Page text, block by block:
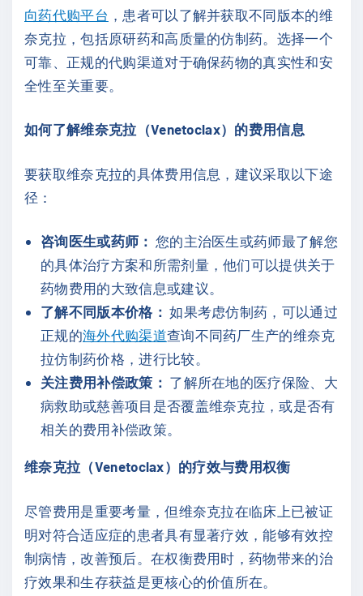
向药代购平台 ，患者可以了解并获取不同版本的维
奈克拉，包括原研药和高质量的仿制药。选择一个
可靠、正规的代购渠道对于确保药物的真实性和安
全性至关重要。
如何了解维奈克拉（Venetoclax）的费用信息
要获取维奈克拉的具体费用信息，建议采取以下途
径：
咨询医生或药师： 您的主治医生或药师最了解您
的具体治疗方案和所需剂量，他们可以提供关于
药物费用的大致信息或建议。
了解不同版本价格： 如果考虑仿制药，可以通过
正规的海外代购渠道查询不同药厂生产的维奈克
拉仿制药价格，进行比较。
关注费用补偿政策： 了解所在地的医疗保险、大
病救助或慈善项目是否覆盖维奈克拉，或是否有
相关的费用补偿政策。
维奈克拉（Venetoclax）的疗效与费用权衡
尽管费用是重要考量，但维奈克拉在临床上已被证
明对符合适应症的患者具有显著疗效，能够有效控
制病情，改善预后。在权衡费用时，药物带来的治
疗效果和生存获益是更核心的价值所在。